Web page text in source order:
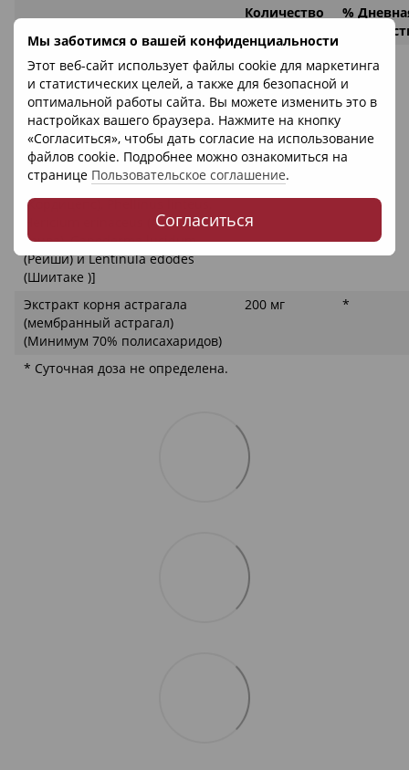
Мы заботимся о вашей конфиденциальности
Этот веб-сайт использует файлы cookie для маркетинга
и статистических целей, а также для безопасной и
оптимальной работы сайта. Вы можете изменить это в
настройках вашего браузера. Нажмите на кнопку
«Согласиться», чтобы дать согласие на использование
файлов cookie. Подробнее можно ознакомиться на
странице Пользовательское соглашение.
Согласиться
Количество
%
Органическая грибная смесь
(оптимизированная
мицеллярная биомасса):
[Собственная смесь Trametes
versicolor (Турция Хвосты),
Agaricus blazei (Грибной гриб),
Grifola frondosa (Maitake),
Кордицепс sinensis
(Кордицепс), Phellinus linteus,
Hericium erinaceus (Лионская
грива), Ganoderma lucidum
(Рейши) и Lentinula edodes
(Шиитаке )]
200 мг
Экстракт корня астрагала
(мембранный астрагал)
(Минимум 70% полисахаридов)
200 мг *
* Суточная доза не определена.